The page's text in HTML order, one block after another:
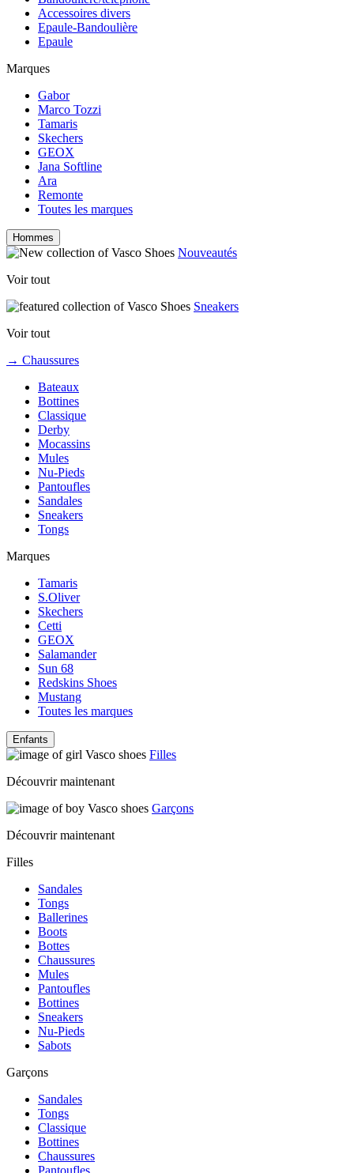
Accessoires divers
Epaule-Bandoulière
Epaule
Marques
Gabor
Marco Tozzi
Tamaris
Skechers
GEOX
Jana Softline
Ara
Remonte
Toutes les marques
Hommes
Nouveautés
Voir tout
Sneakers
Voir tout
→ Chaussures
Bateaux
Bottines
Classique
Derby
Mocassins
Mules
Nu-Pieds
Pantoufles
Sandales
Sneakers
Tongs
Marques
Tamaris
S.Oliver
Skechers
Cetti
GEOX
Salamander
Sun 68
Redskins Shoes
Mustang
Toutes les marques
Enfants
Filles
Découvrir maintenant
Garçons
Découvrir maintenant
Filles
Sandales
Tongs
Ballerines
Boots
Bottes
Chaussures
Mules
Pantoufles
Bottines
Sneakers
Nu-Pieds
Sabots
Garçons
Sandales
Tongs
Classique
Bottines
Chaussures
Pantoufles